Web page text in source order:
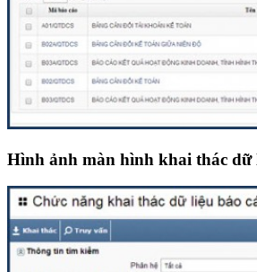
Hình ảnh màn hình khai thác dữ